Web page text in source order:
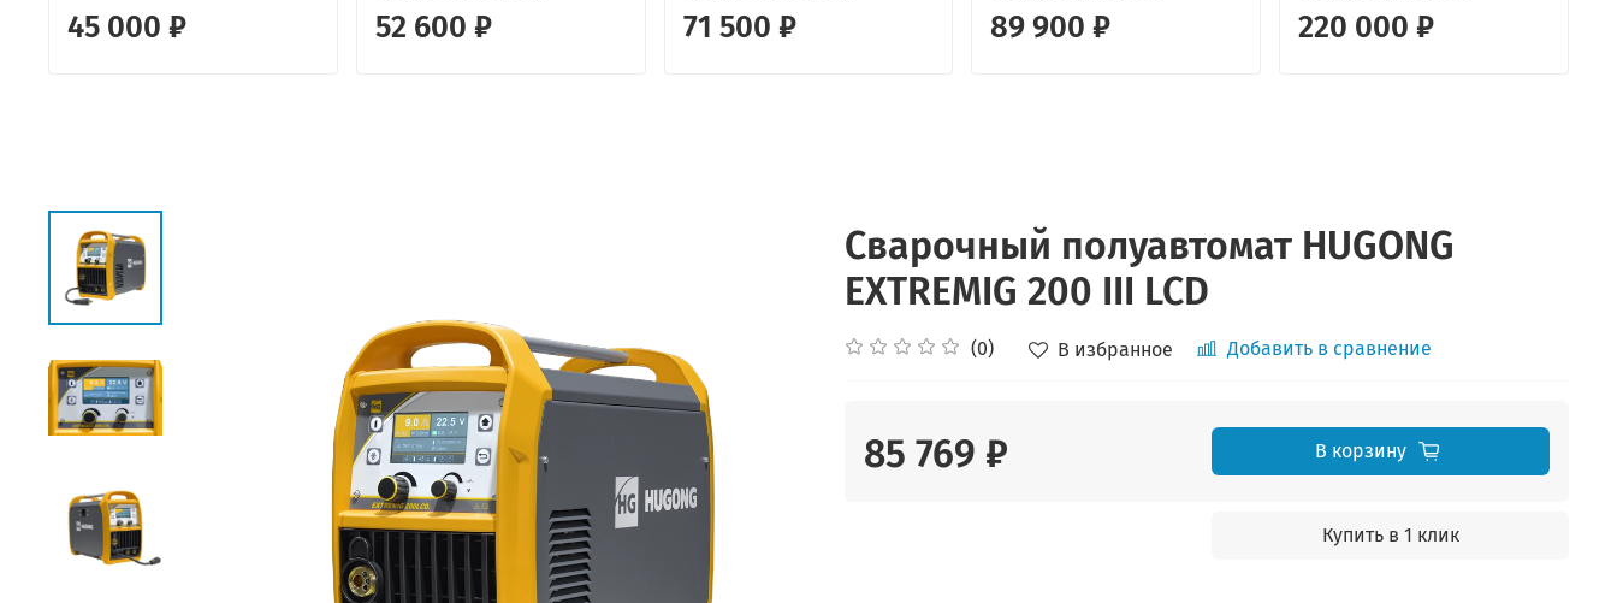
45 000 ₽ 52 600 ₽ 71 500 ₽ 89 900 ₽ 220 000 ₽
Сварочный полуавтомат HUGONG
EXTREMIG 200 III LCD
(0) В избранное Добавить в сравнение
85 769 ₽ В корзину
Купить в 1 клик